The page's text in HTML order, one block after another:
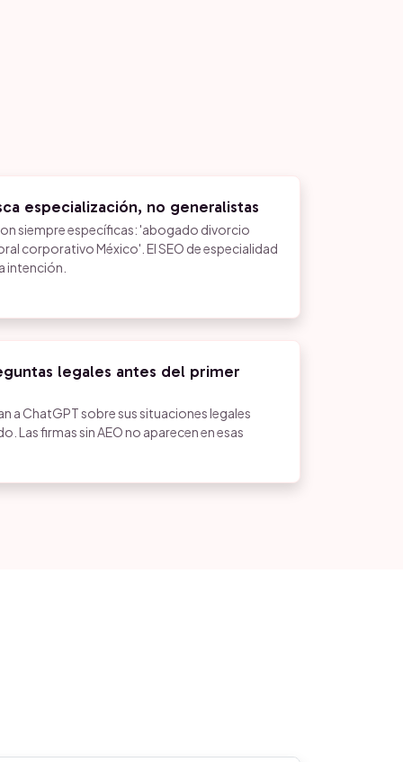
especialización, no generalistas
siempre específicas: 'abogado divorcio
corporativo México'. El SEO de especialidad
intención.
legales antes del primer
a ChatGPT sobre sus situaciones legales
Las firmas sin AEO no aparecen en esas